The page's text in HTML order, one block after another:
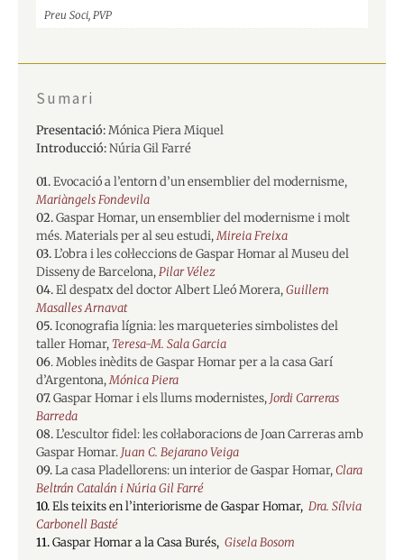
Preu Soci, PVP
Sumari
Presentació:Mónica Piera Miquel
Introducció:Núria Gil Farré
01.Evocació a l’entorn d’un ensemblier del modernisme,
Mariàngels Fondevila
02.Gaspar Homar, un ensemblier del modernisme i molt
més. Materials per al seu estudi,Mireia Freixa
03.L’obra i les col·leccions de Gaspar Homar al Museu del
Disseny de Barcelona,Pilar Vélez
04.El despatx del doctor Albert Lleó Morera,Guillem
Masalles Arnavat
05.Iconografia lígnia: les marqueteries simbolistes del
taller Homar,Teresa-M. Sala Garcia
06. Mobles inèdits de Gaspar Homar per a la casa Garí
d’Argentona,Mónica Piera
07.Gaspar Homar i els llums modernistes, Jordi Carreras
Barreda
08.L’escultor fidel: les col·laboracions de Joan Carreras amb
Gaspar Homar. Juan C. Bejarano Veiga
09.La casa Pladellorens: un interior de Gaspar Homar,Clara
Beltrán Catalán i Núria Gil Farré
10.Els teixits en l’interiorisme de Gaspar Homar, Dra. Sílvia
Carbonell Basté
11.Gaspar Homar a la Casa Burés, Gisela Bosom